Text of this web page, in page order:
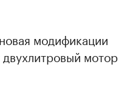
модификации
мотор